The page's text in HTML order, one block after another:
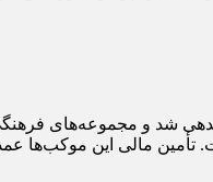
شد و مجموعه‌های
تأمین مالی این موکب‌ها